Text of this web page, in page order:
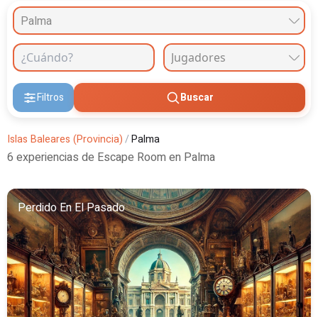
Palma
Filtros Buscar
Islas Baleares (Provincia)/Palma
6 experiencias de Escape Room en Palma
Perdido En El Pasado